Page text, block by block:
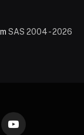
SAS 2004 - 2026
YouTube